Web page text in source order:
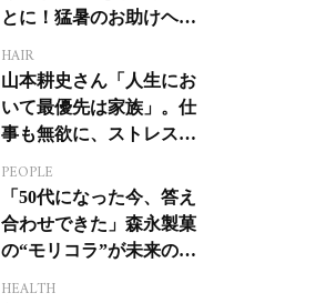
とに！猛暑のお助けヘア
HAIR
山本耕史さん「人生にお
いて最優先は家族」。仕
事も無欲に、ストレスを
PEOPLE
「50代になった今、答え
合わせできた」森永製菓
の“モリコラ”が未来のキ
HEALTH